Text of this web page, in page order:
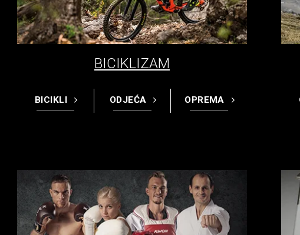
BICIKLIZAM
BICIKLI ODJEĆA OPREMA